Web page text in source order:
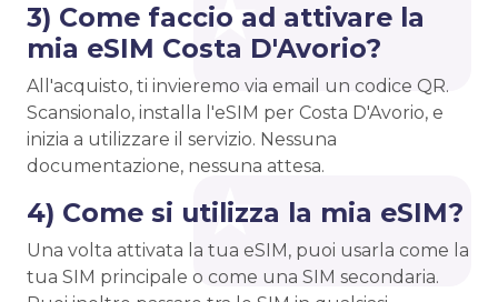
3) Come faccio ad attivare la
mia eSIM Costa D'Avorio?
All'acquisto, ti invieremo via email un codice QR.
Scansionalo, installa l'eSIM per Costa D'Avorio, e
inizia a utilizzare il servizio. Nessuna
documentazione, nessuna attesa.
4) Come si utilizza la mia eSIM?
Una volta attivata la tua eSIM, puoi usarla come la
tua SIM principale o come una SIM secondaria.